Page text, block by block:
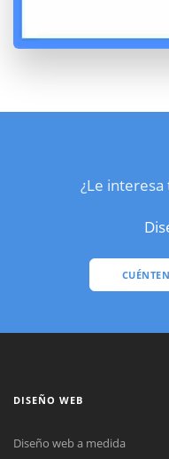
¿Le
DISEÑO WEB
Diseño web a medida